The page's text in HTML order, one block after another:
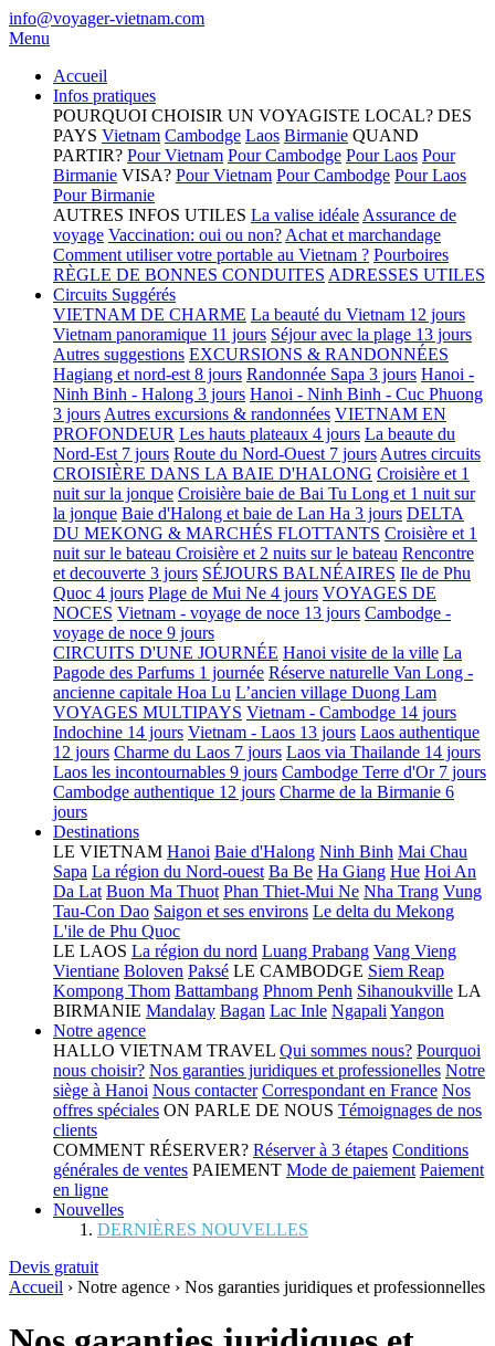
info@voyager-vietnam.com
Menu
Accueil
Infos pratiques
POURQUOI CHOISIR UN VOYAGISTE LOCAL? DES
PAYS Vietnam Cambodge Laos Birmanie QUAND
PARTIR? Pour Vietnam Pour Cambodge Pour Laos Pour
Birmanie VISA? Pour Vietnam Pour Cambodge Pour Laos
Pour Birmanie
AUTRES INFOS UTILES La valise idéale Assurance de
voyage Vaccination: oui ou non? Achat et marchandage
Comment utiliser votre portable au Vietnam ? Pourboires
RÈGLE DE BONNES CONDUITES ADRESSES UTILES
Circuits Suggérés
VIETNAM DE CHARME La beauté du Vietnam 12 jours
Vietnam panoramique 11 jours Séjour avec la plage 13 jours
Autres suggestions EXCURSIONS & RANDONNÉES
Hagiang et nord-est 8 jours Randonnée Sapa 3 jours Hanoi -
Ninh Binh - Halong 3 jours Hanoi - Ninh Binh - Cuc Phuong
3 jours Autres excursions & randonnées VIETNAM EN
PROFONDEUR Les hauts plateaux 4 jours La beaute du
Nord-Est 7 jours Route du Nord-Ouest 7 jours Autres circuits
CROISIÈRE DANS LA BAIE D'HALONG Croisière et 1
nuit sur la jonque Croisière baie de Bai Tu Long et 1 nuit sur
la jonque Baie d'Halong et baie de Lan Ha 3 jours DELTA
DU MEKONG & MARCHÉS FLOTTANTS Croisière et 1
nuit sur le bateau Croisière et 2 nuits sur le bateau Rencontre
et decouverte 3 jours SÉJOURS BALNÉAIRES Ile de Phu
Quoc 4 jours Plage de Mui Ne 4 jours VOYAGES DE
NOCES Vietnam - voyage de noce 13 jours Cambodge -
voyage de noce 9 jours
CIRCUITS D'UNE JOURNÉE Hanoi visite de la ville La
Pagode des Parfums 1 journée Réserve naturelle Van Long -
ancienne capitale Hoa Lu L’ancien village Duong Lam
VOYAGES MULTIPAYS Vietnam - Cambodge 14 jours
Indochine 14 jours Vietnam - Laos 13 jours Laos authentique
12 jours Charme du Laos 7 jours Laos via Thailande 14 jours
Laos les incontournables 9 jours Cambodge Terre d'Or 7 jours
Cambodge authentique 12 jours Charme de la Birmanie 6
jours
Destinations
LE VIETNAM Hanoi Baie d'Halong Ninh Binh Mai Chau
Sapa La région du Nord-ouest Ba Be Ha Giang Hue Hoi An
Da Lat Buon Ma Thuot Phan Thiet-Mui Ne Nha Trang Vung
Tau-Con Dao Saigon et ses environs Le delta du Mekong
L'ile de Phu Quoc
LE LAOS La région du nord Luang Prabang Vang Vieng
Vientiane Boloven Paksé LE CAMBODGE Siem Reap
Kompong Thom Battambang Phnom Penh Sihanoukville LA
BIRMANIE Mandalay Bagan Lac Inle Ngapali Yangon
Notre agence
HALLO VIETNAM TRAVEL Qui sommes nous? Pourquoi
nous choisir? Nos garanties juridiques et professionelles Notre
siège à Hanoi Nous contacter Correspondant en France Nos
offres spéciales ON PARLE DE NOUS Témoignages de nos
clients
COMMENT RÉSERVER? Réserver à 3 étapes Conditions
générales de ventes PAIEMENT Mode de paiement Paiement
en ligne
Nouvelles
DERNIÈRES NOUVELLES
Devis gratuit
Accueil › Notre agence › Nos garanties juridiques et professionnelles